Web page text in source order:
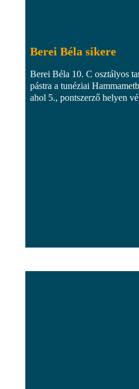
Berei Béla sikere
Berei Béla 10. C osztályos
pástra a tunéziai
ahol 5., pontszerző helyen